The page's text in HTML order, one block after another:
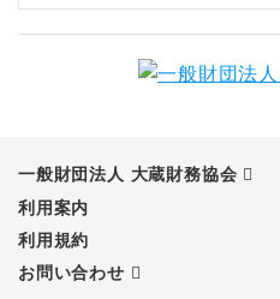
一般財団法人 大蔵財務協会
利用案内
利用規約
お問い合わせ